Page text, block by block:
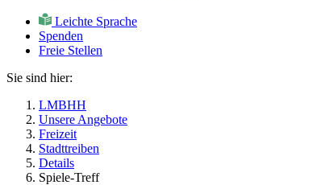
Leichte Sprache
Spenden
Freie Stellen
Sie sind hier:
LMBHH
Unsere Angebote
Freizeit
Stadttreiben
Details
Spiele-Treff